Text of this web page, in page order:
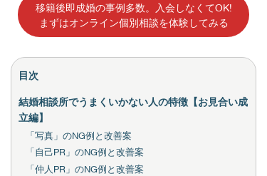
移籍後即成婚の事例多数。入会しなくてOK!
まずはオンライン個別相談を体験してみる
目次
結婚相談所でうまくいかない人の特徴【お見合い成
立編】
「写真」のNG例と改善案
「自己PR」のNG例と改善案
「仲人PR」のNG例と改善案